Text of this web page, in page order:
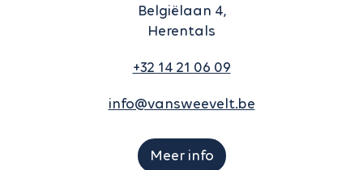
Belgiëlaan 4,
Herentals
+32 14 21 06 09
info@vansweevelt.be
Meer info